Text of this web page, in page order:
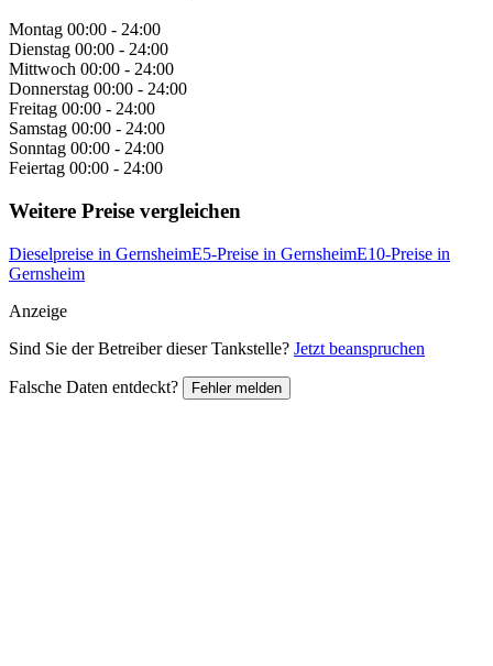
Montag 00:00 - 24:00
Dienstag 00:00 - 24:00
Mittwoch 00:00 - 24:00
Donnerstag 00:00 - 24:00
Freitag 00:00 - 24:00
Samstag 00:00 - 24:00
Sonntag 00:00 - 24:00
Feiertag 00:00 - 24:00
Weitere Preise vergleichen
Dieselpreise in GernsheimE5-Preise in GernsheimE10-Preise in
Gernsheim
Anzeige
Sind Sie der Betreiber dieser Tankstelle? Jetzt beanspruchen
Falsche Daten entdeckt? Fehler melden